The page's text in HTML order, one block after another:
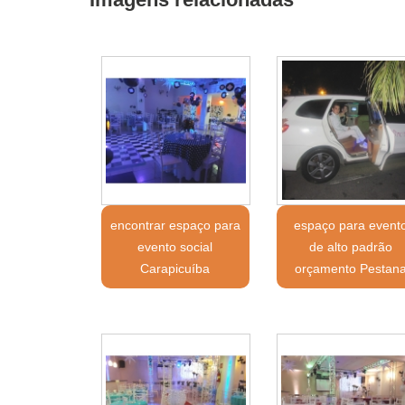
encontrar espaço para
evento social
Carapicuíba
espaço para
de alto padrão
orçamento Pestana